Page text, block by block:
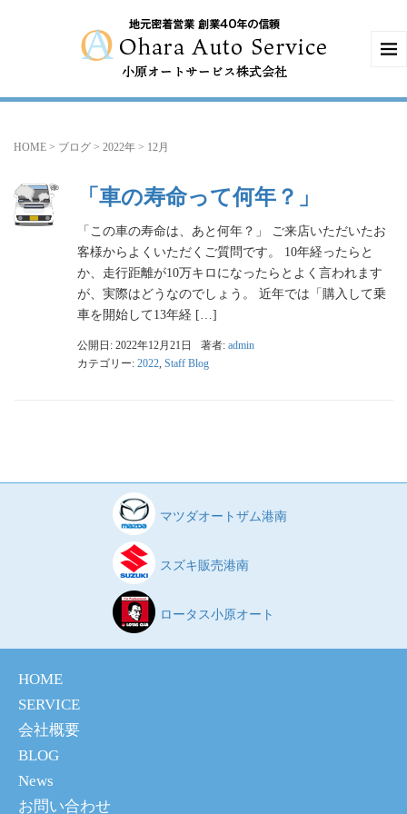
HOME > ブログ > 2022年 > 12月
「車の寿命って何年？」
「この車の寿命は、あと何年？」 ご来店いただいたお
客様からよくいただくご質問です。 10年経ったらと
か、走行距離が10万キロになったらとよく言われます
が、実際はどうなのでしょう。 近年では「購入して乗
車を開始して13年経 […]
公開日: 2022年12月21日 著者: admin
カテゴリー: 2022 Staff Blog
マツダオートザム港南
スズキ販売港南
ロータス小原オート
HOME
SERVICE
会社概要
BLOG
News
お問い合わせ